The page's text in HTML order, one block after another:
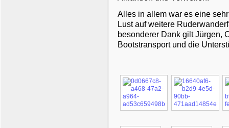
Alles in allem war es eine
Lust auf weitere
besonderer Dank gilt Jürgen,
Bootstransport und die